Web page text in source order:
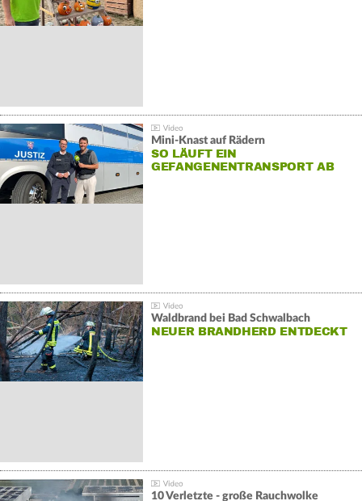
Mini-Knast auf Rädern
SO LÄUFT EIN
GEFANGENENTRANSPORT AB
Waldbrand bei Bad Schwalbach
NEUER BRANDHERD ENTDECKT
10 Verletzte - große Rauchwolke